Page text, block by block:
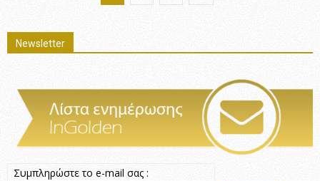
Newsletter
Συμπληρώστε το e-mail σας :